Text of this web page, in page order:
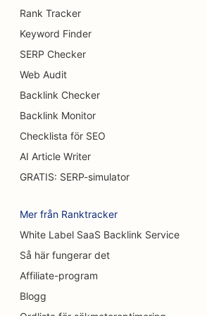
SEO för bröstförstoringstjänster
SEO för bufférestauranger
SEO för hamburgerbilar
SEO för brännskadekirurger
SEO för konditorier
SEO för restauranger med
SEO för matt- och golvbutiker
SEO för biltvättar
SEO för städtjänster
Rank Tracker
Keyword Finder
SERP Checker
Web Audit
Backlink Checker
Backlink Monitor
Checklista för SEO
AI Article Writer
GRATIS: SERP-simulator
Mer från Ranktracker
White Label SaaS Backlink Service
Så här fungerar det
Affiliate-program
Blogg